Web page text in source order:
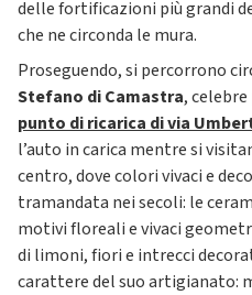
delle fortificazioni più grandi
che ne circonda le mura.
Proseguendo, si percorrono
Stefano di Camastra,
punto di ricarica di via
l’auto in carica mentre si
centro, dove colori vivaci e
tramandata nei secoli: le
motivi floreali e vivaci
di limoni, fiori e intrecci
carattere del suo artigianato: